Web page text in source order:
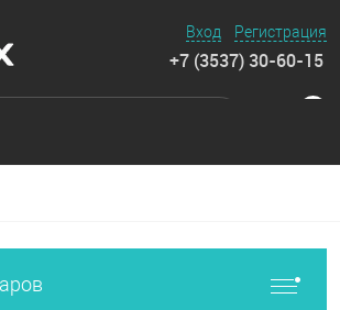
Вход Регистрация
+7 (3537) 30-60-15